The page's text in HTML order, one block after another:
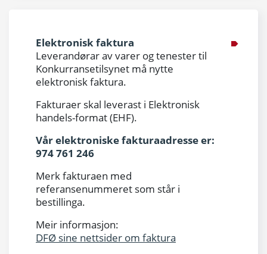
Elektronisk faktura
Leverandørar av varer og tenester til
Konkurransetilsynet må nytte
elektronisk faktura.
Fakturaer skal leverast i Elektronisk
handels-format (EHF).
Vår elektroniske fakturaadresse er:
974 761 246
Merk fakturaen med
referansenummeret som står i
bestillinga.
Meir informasjon:
DFØ sine nettsider om faktura